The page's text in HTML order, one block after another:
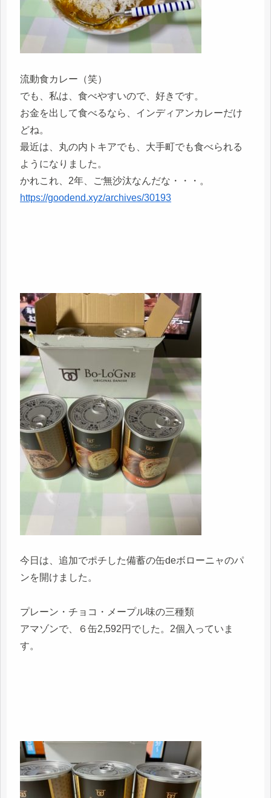
流動食カレー（笑）
でも、私は、食べやすいので、好きです。
お金を出して食べるなら、インディアンカレーだけ
どね。
最近は、丸の内トキアでも、大手町でも食べられる
ようになりました。
かれこれ、2年、ご無沙汰なんだな・・・。
https://goodend.xyz/archives/30193
今日は、追加でポチした備蓄の缶deボローニャのパ
ンを開けました。
プレーン・チョコ・メープル味の三種類
アマゾンで、６缶2,592円でした。2個入っていま
す。